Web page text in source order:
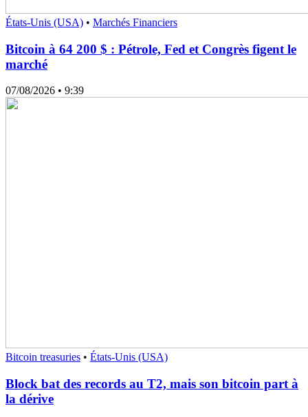
États-Unis (USA) • Marchés Financiers
Bitcoin à 64 200 $ : Pétrole, Fed et Congrès figent le
marché
07/08/2026 • 9:39
Bitcoin treasuries • États-Unis (USA)
Block bat des records au T2, mais son bitcoin part à
la dérive